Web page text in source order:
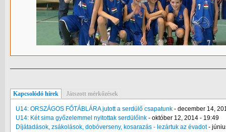
Kapcsolódó hírek Játszott mérkőzések
U14: ORSZÁGOS FŐTÁBLÁRA jutott a serdülő csapatunk - december 14,
U14: Két sima győzelemmel nyitottak serdülőink - október 12, 2014 - 19:49
Díjátadások, zsákolások, dobóverseny, kosarazás - lezártuk az évadot -